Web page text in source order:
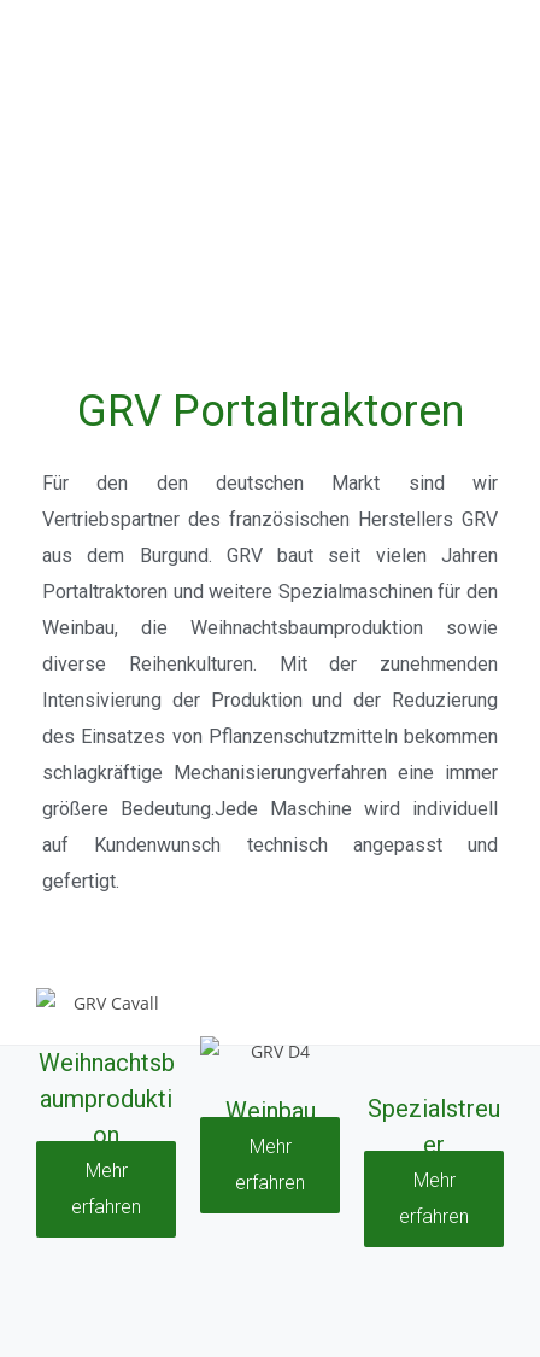
GRV Portaltraktoren
Für den den deutschen Markt sind wir
Vertriebspartner des französischen Herstellers GRV
aus dem Burgund. GRV baut seit vielen Jahren
Portaltraktoren und weitere Spezialmaschinen für den
Weinbau, die Weihnachtsbaumproduktion sowie
diverse Reihenkulturen. Mit der zunehmenden
Intensivierung der Produktion und der Reduzierung
des Einsatzes von Pflanzenschutzmitteln bekommen
schlagkräftige Mechanisierungverfahren eine immer
größere Bedeutung.Jede Maschine wird individuell
auf Kundenwunsch technisch angepasst und
gefertigt.
Weihnachtsb
aumprodukti
on
Mehr
erfahren
Weinbau
Mehr
erfahren
Spezialstreu
er
Mehr
erfahren